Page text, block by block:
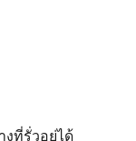
งที่รั่วอยู่ได้